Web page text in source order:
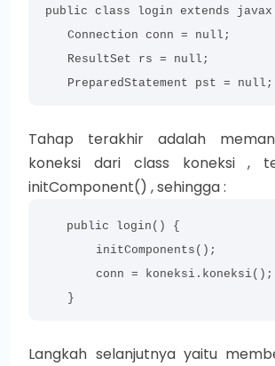
public class login extends
Connection conn = null;
ResultSet rs = null;
PreparedStatement pst = null;
Tahap terakhir adalah
koneksi dari class koneksi ,
initComponent() , sehingga :
public login() {
initComponents();
conn = koneksi.koneksi();
}
Langkah selanjutnya yaitu